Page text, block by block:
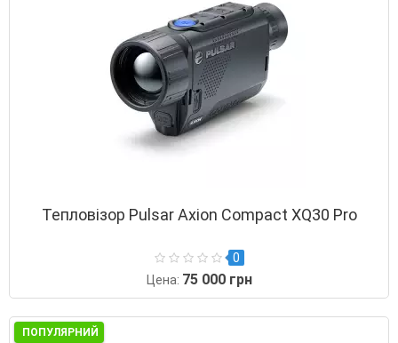
Тепловізор Pulsar Axion Compact XQ30 Pro
0
Цена: 75 000 грн
ПОПУЛЯРНИЙ